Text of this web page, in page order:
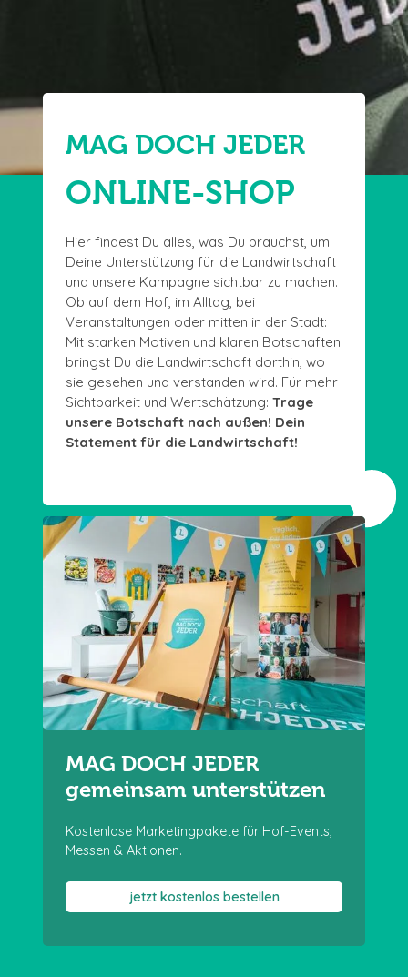
MAG DOCH JEDER
ONLINE-SHOP
Hier findest Du alles, was Du brauchst, um
Deine Unterstützung für die Landwirtschaft
und unsere Kampagne sichtbar zu machen.
Ob auf dem Hof, im Alltag, bei
Veranstaltungen oder mitten in der Stadt:
Mit starken Motiven und klaren Botschaften
bringst Du die Landwirtschaft dorthin, wo
sie gesehen und verstanden wird. Für mehr
Sichtbarkeit und Wertschätzung:Trage
unsere Botschaft nach außen! Dein
Statement für die Landwirtschaft!
MAG DOCH JEDER
gemeinsam unterstützen
Kostenlose Marketingpakete für Hof-Events,
Messen & Aktionen.
jetzt kostenlos bestellen